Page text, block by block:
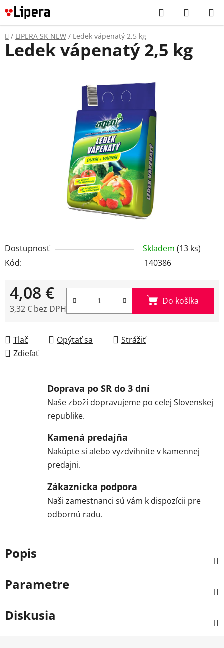
Prejsť
na
obsah
Hľadať
KOŠÍK
Domov
/ LIPERA SK NEW / Ledek vápenatý 2,5 kg
Dostupnosť Skladem (13 ks)
Kód:
140386
4,08 €
3,32 € bez DPH
Do košíka
Tlač Opýtať sa
Strážiť
Zdieľať
Ledek vápenatý 2,5 kg
Doprava po SR do 3 dní
Naše zboží dopravujeme po celej Slovenskej
republike.
Kamená predajňa
Nakúpte si alebo vyzdvihnite v kamennej
predajni.
Zákaznicka podpora
Naši zamestnanci sú vám k dispozícii pre
odbornú radu.
Popis
Parametre
Diskusia